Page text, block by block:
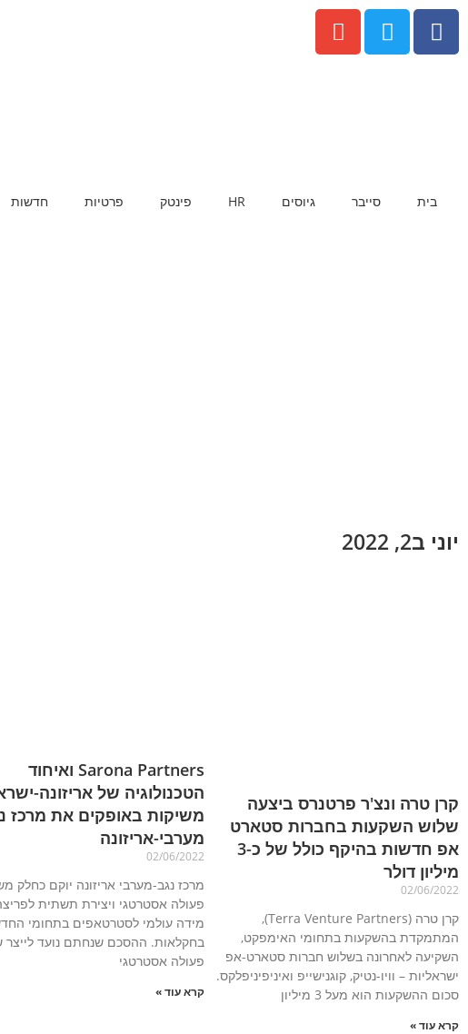
בית סייבר גיוסים HR פינטק פרטיות חדשות
יוני ב2, 2022
קרן טרה ונצ'ר פרטנרס ביצעה
שלוש השקעות בחברות סטארט
אפ חדשות בהיקף כולל של כ-3
מיליון דולר
02/06/2022
קרן טרה (Terra Venture Partners),
המתמקדת בהשקעות בתחומי האימפקט,
השקיעה לאחרונה בשלוש חברות סטארט-אפ
ישראליות – וויו-נטיק, קוגנישייפ ואיניפיניפלקס.
סכום ההשקעות הוא מעל 3 מיליון
קרא עוד »
Sarona Partners ואיחוד
הטכנולוגיה של אריזונה-
משיקות באופקים את מרכז
מערבי-אריזונה
02/06/2022
מרכז נגב-מערבי אריזונה יוקם כחלק
פעולה אסטרטגי ויצירת תשתית
מידה עולמי לסטרטאפים בתחומי
בחקלאות. ההסכם שנחתם נועד לייצר
פעולה אסטרטגי
קרא עוד »